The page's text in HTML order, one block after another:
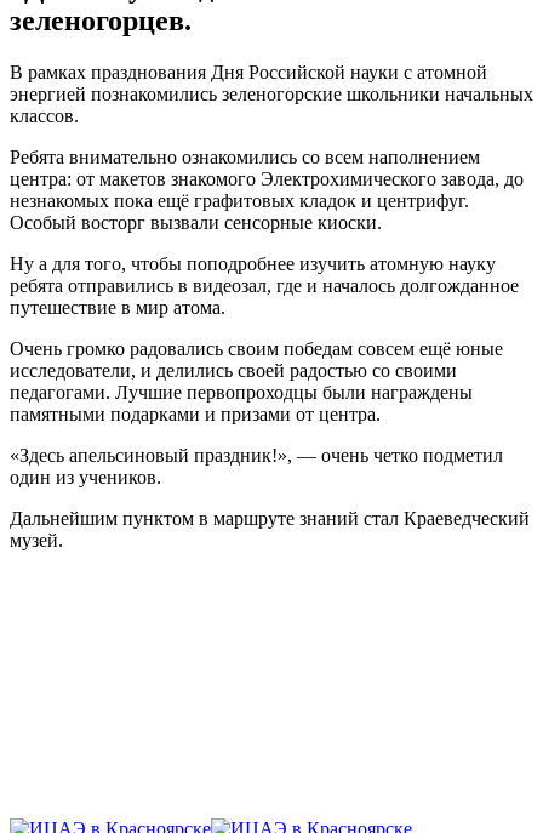
зеленогорцев.
В рамках празднования Дня Российской науки с атомной
энергией познакомились зеленогорские школьники начальных
классов.
Ребята внимательно ознакомились со всем наполнением
центра: от макетов знакомого Электрохимического завода, до
незнакомых пока ещё графитовых кладок и центрифуг.
Особый восторг вызвали сенсорные киоски.
Ну а для того, чтобы поподробнее изучить атомную науку
ребята отправились в видеозал, где и началось долгожданное
путешествие в мир атома.
Очень громко радовались своим победам совсем ещё юные
исследователи, и делились своей радостью со своими
педагогами. Лучшие первопроходцы были награждены
памятными подарками и призами от центра.
«Здесь апельсиновый праздник!», — очень четко подметил
один из учеников.
Дальнейшим пунктом в маршруте знаний стал Краеведческий
музей.